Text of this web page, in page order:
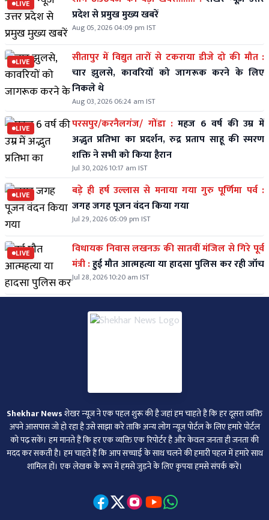
LIVE
प्रदेश से प्रमुख मुख्य खबरें
Aug 05, 2026 04:09 pm IST
LIVE
सीतापुर में विद्युत तारों से टकराया डीजे दो की मौत :
चार झुलसे, कावरियों को जागरूक करने के लिए
निकले थे
Aug 03, 2026 06:24 am IST
LIVE परसपुर/करनैलगंज/ गोंडा : महज 6 वर्ष की उम्र में
अद्भुत प्रतिभा का प्रदर्शन, रुद्र प्रताप साहू की स्मरण
शक्ति ने सभी को किया हैरान
Jul 30, 2026 10:17 am IST
LIVE
बड़े ही हर्ष उल्लास से मनाया गया गुरु पूर्णिमा पर्व :
जगह जगह पूजन वंदन किया गया
Jul 29, 2026 05:09 pm IST
LIVE
विधायक निवास लखनऊ की सातवीं मंजिल से गिरे पूर्व
मंत्री :हुई मौत आत्महत्या या हादसा पुलिस कर रही जॉच
Jul 28, 2026 10:20 am IST
Shekhar Newsशेखर न्‍यूज ने एक पहल शुरू की है जहां हम चाहते हैं कि हर दूसरा व्‍यक्ति
अपने आसपास जो हो रहा है उसे साझा करे ताकि अन्‍य लोग न्‍यूज पोर्टल के लिए हमारे पोर्टल
को पढ़ सकें। हम मानते हैं कि हर एक व्यक्ति एक रिपोर्टर है और केवल जनता ही जनता की
मदद कर सकती है। हम चाहते हैं कि आप सच्चाई के साथ चलने की हमारी पहल में हमारे साथ
शामिल हों। एक लेखक के रूप में हमसे जुड़ने के लिए कृपया हमसे संपर्क करें।